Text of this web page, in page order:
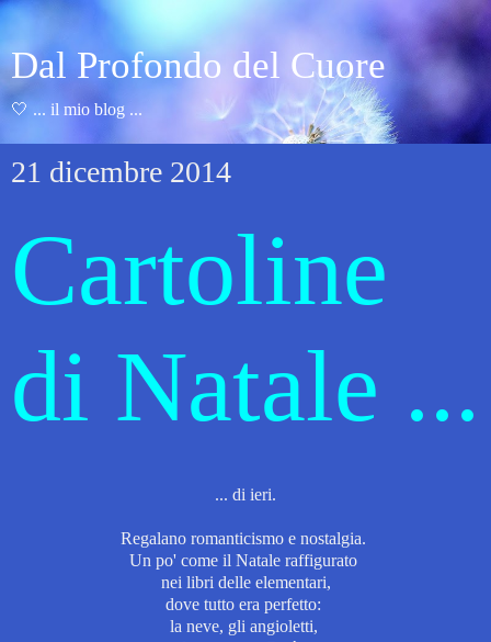
Dal Profondo del Cuore
🤍 ... il mio blog ...
21 dicembre 2014
Cartoline
di Natale ...
... di ieri.
Regalano romanticismo e nostalgia.
Un po' come il Natale raffigurato
nei libri delle elementari,
dove tutto era perfetto:
la neve, gli angioletti,